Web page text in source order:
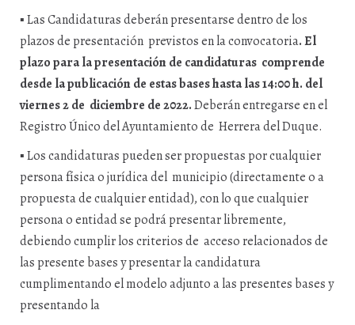
▪Las Candidaturas deberán presentarse dentro de los
plazos de presentación previstos en la convocatoria. El
plazo para la presentación de candidaturas comprende
desde la publicación de estas bases hasta las 14:00 h. del
viernes 2 de diciembre de 2022.Deberán entregarse en el
Registro Único del Ayuntamiento de Herrera del Duque.
▪Los candidaturas pueden ser propuestas por cualquier
persona física o jurídica del municipio (directamente o a
propuesta de cualquier entidad), con lo que cualquier
persona o entidad se podrá presentar libremente,
debiendo cumplir los criterios de acceso relacionados de
las presente bases y presentar la candidatura
cumplimentando el modelo adjunto a las presentes bases y
presentando la